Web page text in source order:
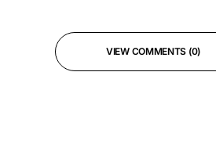
VIEW COMMENTS (0)